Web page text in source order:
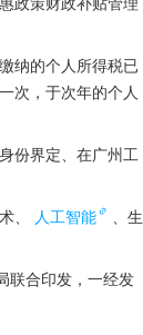
纳的个人所得税已
次，于次年的个人
份界定、在广州工
人工智能
、生
联合印发，一经发